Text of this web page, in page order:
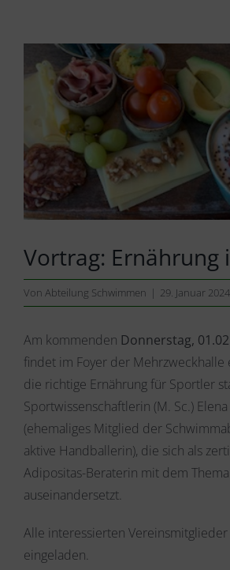
grösseres
Vortrag: Ernährung
Von Abteilung Schwimmen | 29. Januar 2024
Am kommenden Donnerstag,
findet im Foyer der Mehrzweckhalle
die richtige Ernährung für Sportler
Sportwissenschaftlerin (M. Sc.)
(ehemaliges Mitglied der
aktive Handballerin), die sich als
Adipositas-Beraterin mit dem
auseinandersetzt.
Alle interessierten
eingeladen.